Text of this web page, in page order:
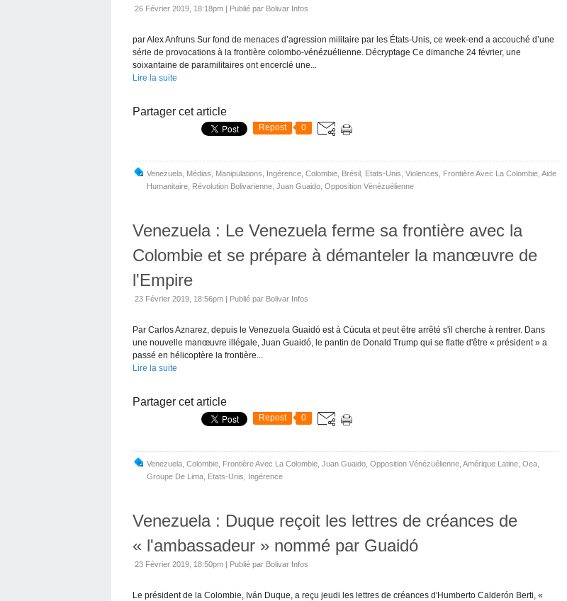
26 Février 2019, 18:18pm | Publié par Bolivar Infos
par Alex Anfruns Sur fond de menaces d’agression militaire par les États-Unis, ce week-end a accouché d’une
série de provocations à la frontière colombo-vénézuélienne. Décryptage Ce dimanche 24 février, une
soixantaine de paramilitaires ont encerclé une...
Lire la suite
Partager cet article
Repost 0
Venezuela Médias Manipulations Ingérence Colombie Brésil Etats-Unis Violences Frontière Avec La Colombie Aide
Humanitaire Révolution Bolivarienne Juan Guaido Opposition Vénézuélienne
Venezuela : Le Venezuela ferme sa frontière avec la
Colombie et se prépare à démanteler la manœuvre de
l'Empire
23 Février 2019, 18:56pm | Publié par Bolivar Infos
Par Carlos Aznarez, depuis le Venezuela Guaidó est à Cúcuta et peut être arrêté s'il cherche à rentrer. Dans
une nouvelle manœuvre illégale, Juan Guaidó, le pantin de Donald Trump qui se flatte d'être « président » a
passé en hélicoptère la frontière...
Lire la suite
Partager cet article
Repost 0
Venezuela Colombie Frontière Avec La Colombie Juan Guaido Opposition Vénézuélienne Amérique Latine Oea
Groupe De Lima Etats-Unis Ingérence
Venezuela : Duque reçoit les lettres de créances de
« l'ambassadeur » nommé par Guaidó
23 Février 2019, 18:50pm | Publié par Bolivar Infos
Le président de la Colombie, Iván Duque, a reçu jeudi les lettres de créances d'Humberto Calderón Berti, «